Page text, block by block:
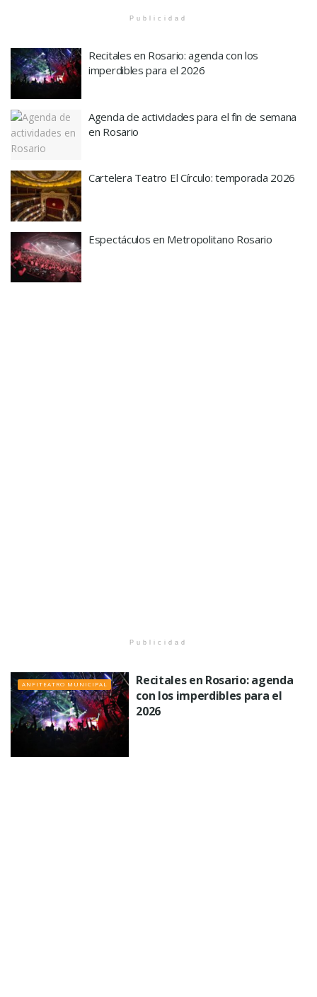
Publicidad
Recitales en Rosario: agenda con los
imperdibles para el 2026
Agenda de actividades para el fin de semana
en Rosario
Cartelera Teatro El Círculo: temporada 2026
Espectáculos en Metropolitano Rosario
Publicidad
ANFITEATRO MUNICIPAL
Recitales en Rosario: agenda
con los imperdibles para el
2026